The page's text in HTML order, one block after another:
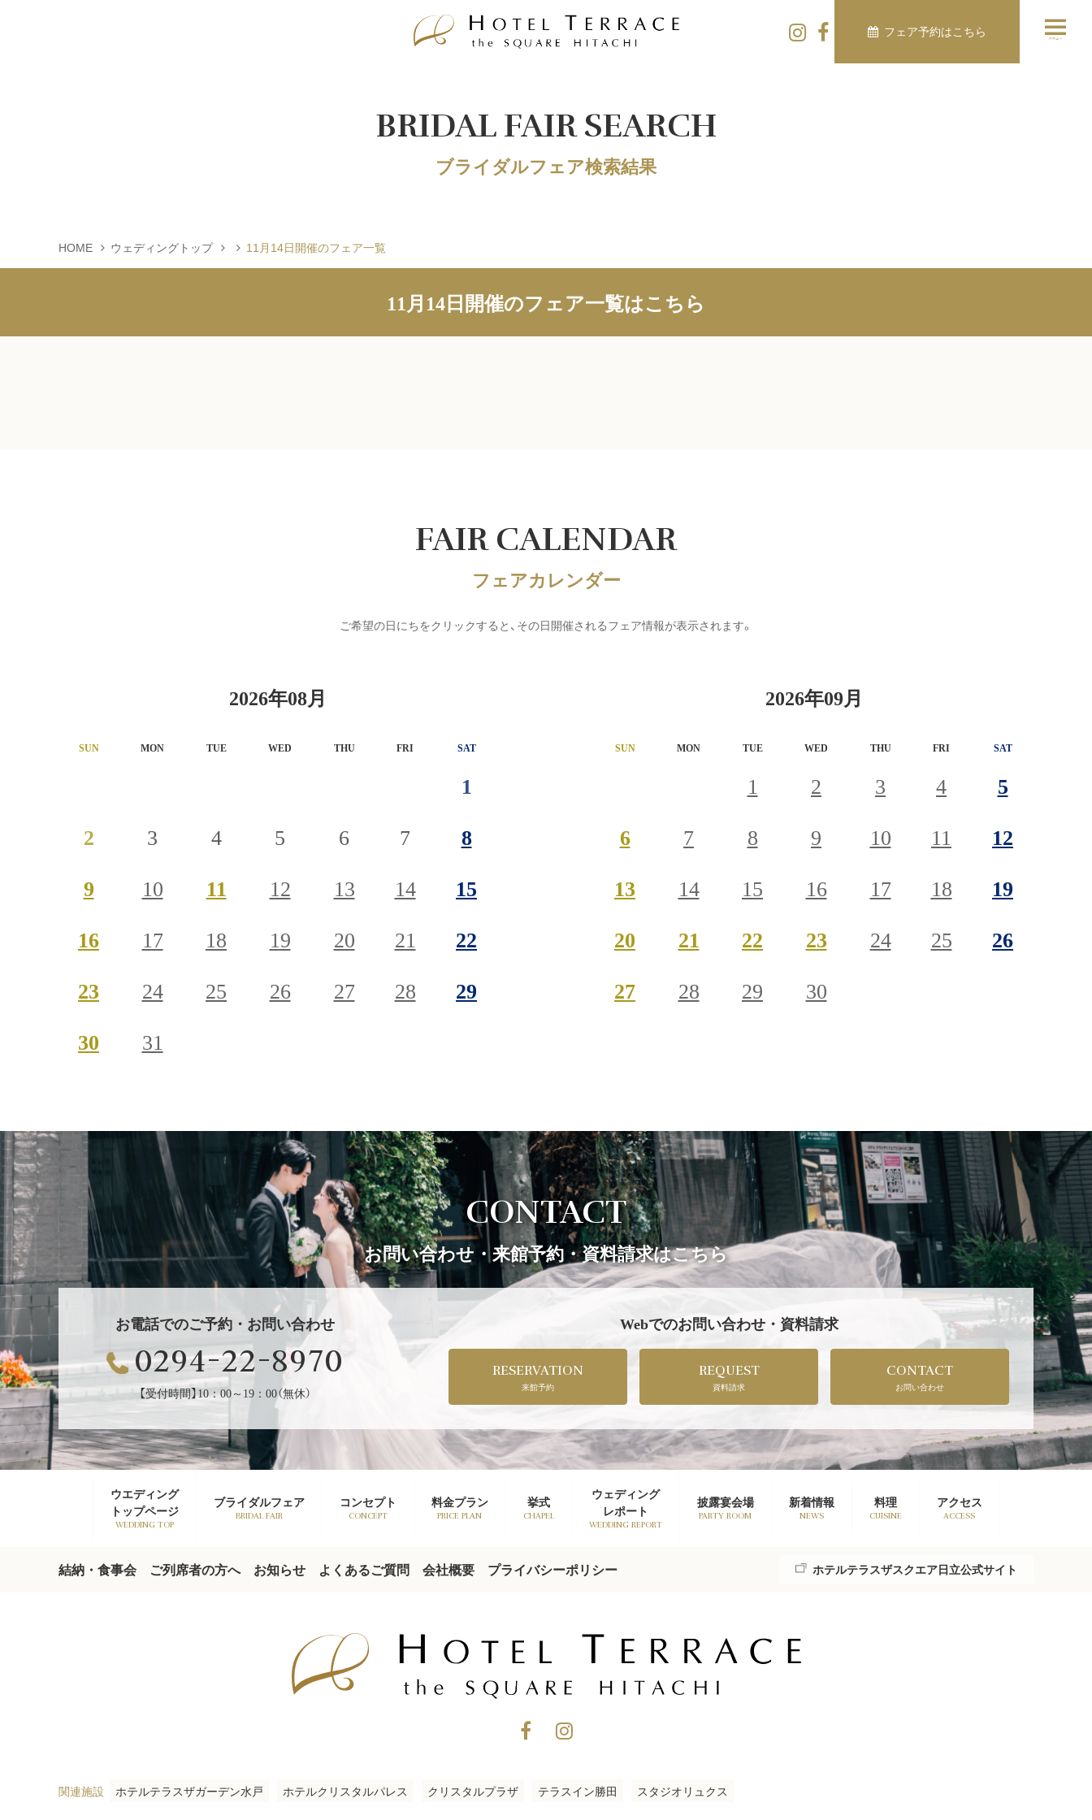
フェア予約はこちら
BRIDAL FAIR SEARCH
ブライダルフェア検索結果
HOME ウェディングトップ 11月14日開催のフェア一覧
11月14日開催のフェア一覧はこちら
FAIR CALENDAR
フェアカレンダー
ご希望の日にちをクリックすると、その日開催されるフェア情報が表示されます。
2026年08月
SUN MON TUE WED THU FRI SAT
1
2
3 4 5 6 7
8
9
10 11 12 13 14
15
16
17 18 19 20 21
22
23
24 25 26 27 28
29
30
31
2026年09月
SUN MON TUE WED THU FRI SAT
1 2 3 4
5
6
7 8 9 10 11
12
13
14 15 16 17 18
19
20
21 22 23 24 25
26
27
28 29 30
CONTACT
お問い合わせ・来館予約・資料請求はこちら
お電話でのご予約・お問い合わせ
0294-22-8970
【受付時間】10：00～19：00（無休）
Webでのお問い合わせ・資料請求
RESERVATION
来館予約
REQUEST
資料請求
CONTACT
お問い合わせ
ウエディング
トップページ
WEDDING TOP
ブライダルフェア
BRIDAL FAIR
コンセプト
CONCEPT
料金プラン
PRICE PLAN
挙式
CHAPEL
ウェディング
レポート
WEDDING REPORT
披露宴会場
PARTY ROOM
新着情報
NEWS
料理
CUISINE
アクセス
ACCESS
結納・食事会 ご列席者の方へ お知らせ よくあるご質問 会社概要 プライバシーポリシー ホテルテラスザスクエア日立公式サイト
関連施設 ホテルテラスザガーデン水戸 ホテルクリスタルパレス クリスタルプラザ テラスイン勝田 スタジオリュクス